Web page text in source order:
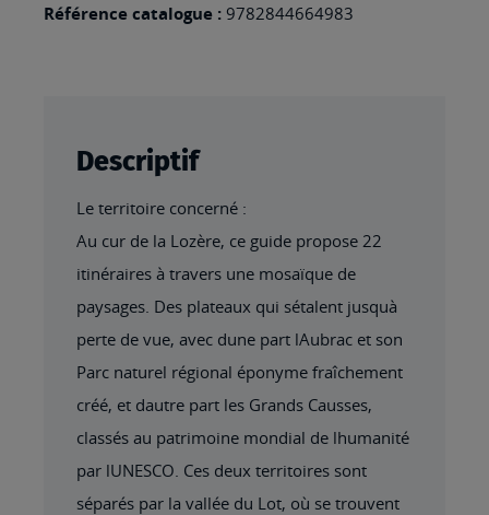
Référence catalogue : 9782844664983
Descriptif
Le territoire concerné :
Au cur de la Lozère, ce guide propose 22
itinéraires à travers une mosaïque de
paysages. Des plateaux qui sétalent jusquà
perte de vue, avec dune part lAubrac et son
Parc naturel régional éponyme fraîchement
créé, et dautre part les Grands Causses,
classés au patrimoine mondial de lhumanité
par lUNESCO. Ces deux territoires sont
séparés par la vallée du Lot, où se trouvent